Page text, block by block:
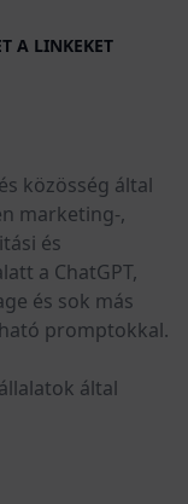
A LINKEKET
közösség által
marketing-,
és
a ChatGPT,
és sok más
promptokkal.
által